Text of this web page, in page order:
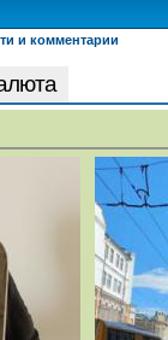
и комментарии